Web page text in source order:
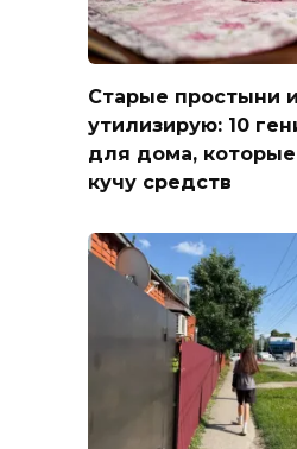
Старые простыни
утилизирую: 10
для дома,
кучу средств